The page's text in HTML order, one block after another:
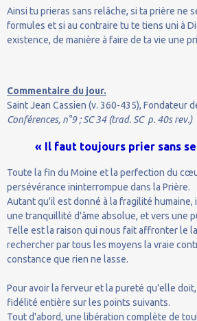
Ainsi tu prieras sans relâche, si ta prière ne
formules et si au contraire tu te tiens uni à
existence, de manière à faire de ta vie une
Commentaire du jour.
Saint Jean Cassien (v. 360-435), Fondateur
Conférences, n°9 ; SC 34 (trad. SC p. 40s rev.)
« Il faut toujours prier sans
Toute la fin du Moine et la perfection du
persévérance ininterrompue dans la Prière.
Autant qu'il est donné à la fragilité
une tranquillité d'âme absolue, et vers une
Telle est la raison qui nous fait affronter le
rechercher par tous les moyens la vraie
constance que rien ne lasse.
Pour avoir la ferveur et la pureté qu'elle
fidélité entière sur les points suivants.
Tout d'abord, une libération complète de